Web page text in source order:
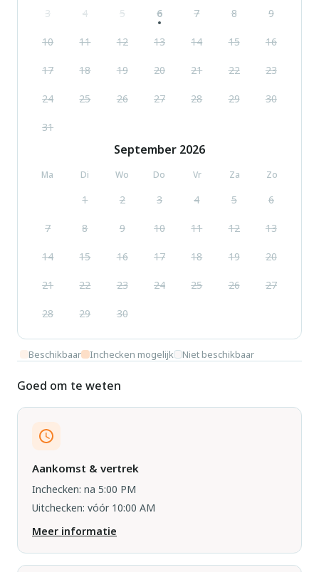
3 4 5 6 7 8 9
10 11 12 13 14 15 16
17 18 19 20 21 22 23
24 25 26 27 28 29 30
31
September 2026
Ma Di Wo Do Vr Za Zo
1 2 3 4 5 6
7 8 9 10 11 12 13
14 15 16 17 18 19 20
21 22 23 24 25 26 27
28 29 30
Beschikbaar Inchecken mogelijk Niet beschikbaar
Goed om te weten
Aankomst & vertrek
Inchecken: na 5:00 PM
Uitchecken: vóór 10:00 AM
Meer informatie